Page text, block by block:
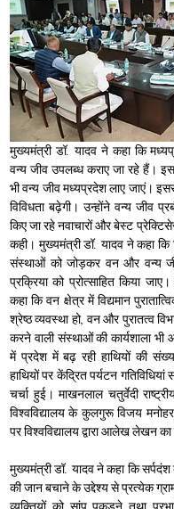
मुख्यमंत्री डॉ. यादव ने कहा कि
वन्य जीव उपलब्ध कराए जा रहे हैं।
भी वन्य जीव मध्यप्रदेश लाए जाएं।
विविधता बढ़ेगी। उन्होंने वन्य जीव
किए जा रहे नवाचारों और बेस्ट
कही। मुख्यमंत्री डॉ. यादव ने कहा कि
संस्थाओं को जोड़कर वन और वन्य
प्रक्रिया को प्रोत्साहित किया
कहा कि वन क्षेत्र में विद्यमान
श्रेष्ठ व्यवस्था हो, वन और पुरातत्व
करने वाली संस्थाओं की कार्यशाला
में प्रदेश में बढ़ रही हाथियों की
हाथियों पर केंद्रित पर्यटन
चर्चा हुई। माखनलाल चतुर्वेदी
विश्वविद्यालय के कुलगुरू विजय मनोहर
पर विश्वविद्यालय द्वारा आलेख लेखन
मुख्यमंत्री डॉ. यादव ने कहा कि
की जान बचाने के उद्देश्य से प्रत्येक